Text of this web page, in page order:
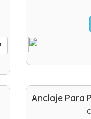
Anclaje Para